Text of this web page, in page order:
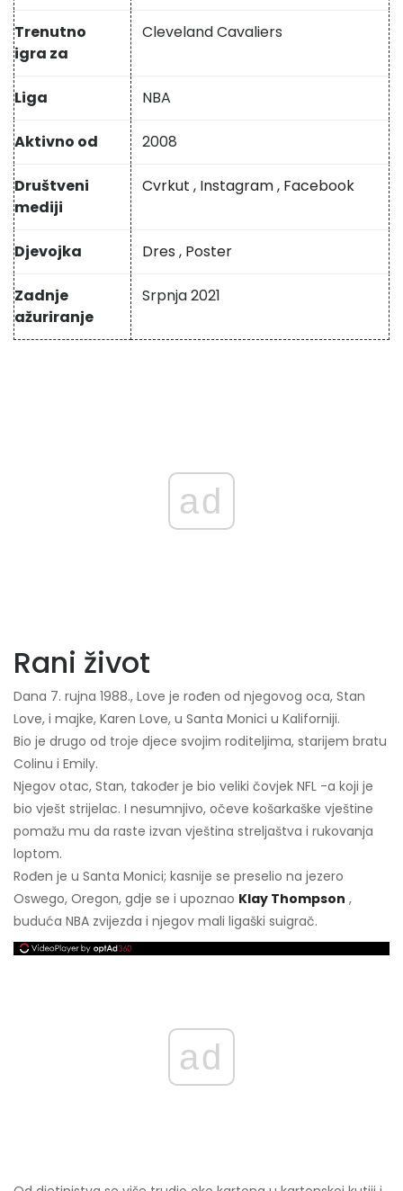
Trenutno
igra za
Cleveland Cavaliers
Liga NBA
Aktivno od 2008
Društveni
mediji
Cvrkut , Instagram, Facebook
Djevojka Dres , Poster
Zadnje
ažuriranje
Srpnja 2021
ad
Rani život
Dana 7. rujna 1988., Love je rođen od njegovog oca, Stan
Love, i majke, Karen Love, u Santa Monici u Kaliforniji.
Bio je drugo od troje djece svojim roditeljima, starijem bratu
Colinu i Emily.
Njegov otac, Stan, također je bio veliki čovjek NFL -a koji je
bio vješt strijelac. I nesumnjivo, očeve košarkaške vještine
pomažu mu da raste izvan vještina streljaštva i rukovanja
loptom.
Rođen je u Santa Monici; kasnije se preselio na jezero
Oswego, Oregon, gdje se i upoznao Klay Thompson ,
buduća NBA zvijezda i njegov mali ligaški suigrač.
ad